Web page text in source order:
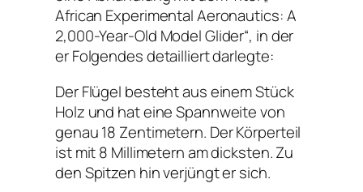
African Experimental Aeronautics: A
2,000-Year-Old Model Glider“, in der
er Folgendes detailliert darlegte:
Der Flügel besteht aus einem Stück
Holz und hat eine Spannweite von
genau 18 Zentimetern. Der Körperteil
ist mit 8 Millimetern am dicksten. Zu
den Spitzen hin verjüngt er sich.